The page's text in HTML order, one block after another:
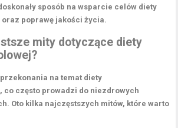
sposób na wsparcie celów diety
oraz poprawę jakości życia.
mity dotyczące diety
na temat diety
co często prowadzi do niezdrowych
Oto kilka najczęstszych mitów, które warto